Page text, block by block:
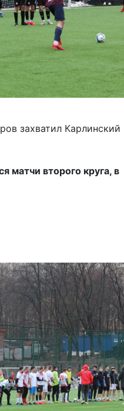
захватил Карлинский
матчи второго круга, в